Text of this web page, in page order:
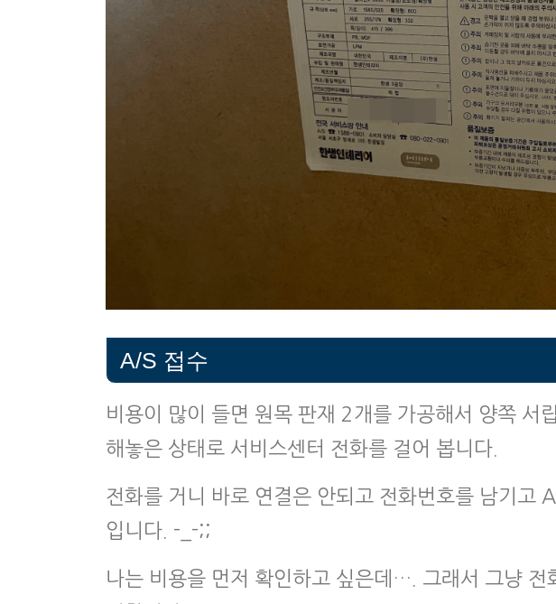
A/S 접수
비용이 많이 들면 원목 판재 2개를 가공해서 양쪽 서
해놓은 상태로 서비스센터 전화를 걸어 봅니다.
전화를 거니 바로 연결은 안되고 전화번호를 남기고
입니다. -_-;;
나는 비용을 먼저 확인하고 싶은데…. 그래서 그냥 전